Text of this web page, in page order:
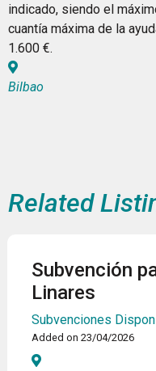
indicado, siendo el
cuantía máxima de la
1.600 €.
Bilbao
Related
Subvención
Linares
Subvenciones
Added on 23/04/2026